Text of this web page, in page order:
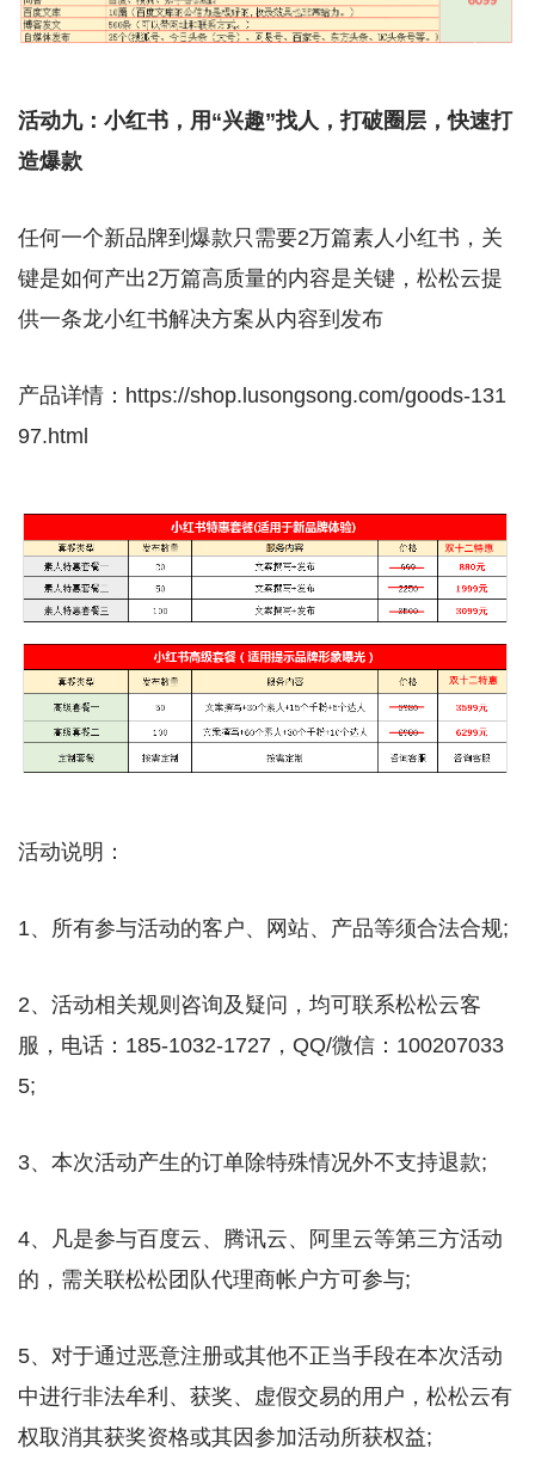
活动九：小红书，用“兴趣”找人，打破圈层，快速打
造爆款
任何一个新品牌到爆款只需要2万篇素人小红书，关
键是如何产出2万篇高质量的内容是关键，松松云提
供一条龙小红书解决方案从内容到发布
产品详情：https://shop.lusongsong.com/goods-131
97.html
活动说明：
1、所有参与活动的客户、网站、产品等须合法合规;
2、活动相关规则咨询及疑问，均可联系松松云客
服，电话：185-1032-1727，QQ/微信：100207033
5;
3、本次活动产生的订单除特殊情况外不支持退款;
4、凡是参与百度云、腾讯云、阿里云等第三方活动
的，需关联松松团队代理商帐户方可参与;
5、对于通过恶意注册或其他不正当手段在本次活动
中进行非法牟利、获奖、虚假交易的用户，松松云有
权取消其获奖资格或其因参加活动所获权益;